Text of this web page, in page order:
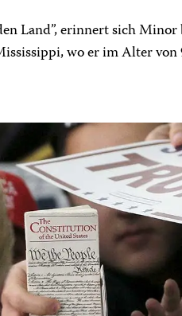
Land”, erinnert sich Minor
wo er im Alter von